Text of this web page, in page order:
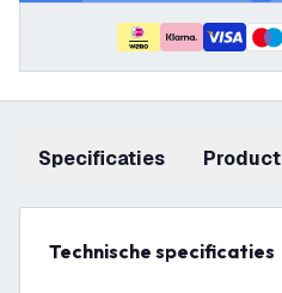
Specificaties
Technische specificaties